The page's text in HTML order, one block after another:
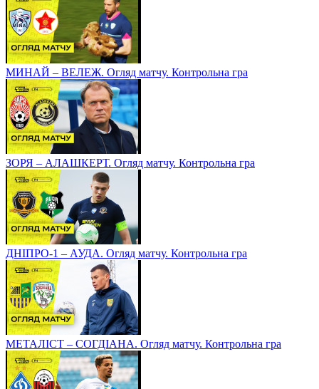
МИНАЙ – ВЕЛЕЖ. Огляд матчу. Контрольна гра
ЗОРЯ – АЛАШКЕРТ. Огляд матчу. Контрольна гра
ДНІПРО-1 – АУДА. Огляд матчу. Контрольна гра
МЕТАЛІСТ – СОГДІАНА. Огляд матчу. Контрольна гра